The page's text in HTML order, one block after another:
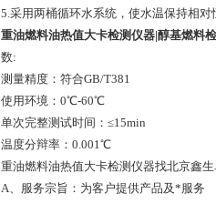
5.采用两桶循环水系统，使水温保持相
重油燃料油热值大卡检测仪器|醇基燃料
数:
测量精度：符合GB/T381
使用环境：0℃-60℃
单次完整测试时间：≤15min
温度分辩率：0.001℃
重油燃料油热值大卡检测仪器找北京鑫
A、服务宗旨：为客户提供产品及*服务